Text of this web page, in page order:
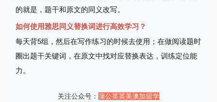
的就是，题干和原文的同义改写。
如何使用雅思同义替换词进行高效学习？
每天背5组，然后在写作练习的时候去使用；在做阅读题时
圈出题干关键词，在原文中找对应替换表达，训练定位能
力。
关注公众号： 蒲公英英美澳加留学